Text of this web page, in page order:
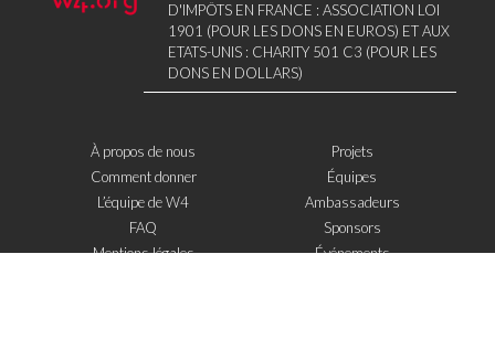
D'IMPÔTS EN FRANCE : ASSOCIATION LOI
1901 (POUR LES DONS EN EUROS) ET AUX
ETATS-UNIS : CHARITY 501 C3 (POUR LES
DONS EN DOLLARS)
À propos de nous
Comment donner
L’équipe de W4
FAQ
Mentions légales
Projets
Équipes
Ambassadeurs
Sponsors
Événements